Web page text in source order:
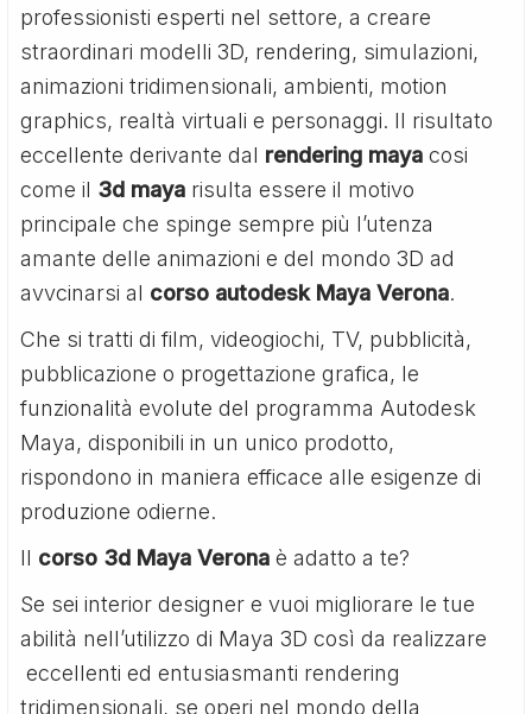
professionisti esperti nel settore, a creare
straordinari modelli 3D, rendering, simulazioni,
animazioni tridimensionali, ambienti, motion
graphics, realtà virtuali e personaggi. Il risultato
eccellente derivante dal rendering mayacosi
come il 3d maya risulta essere il motivo
principale che spinge sempre più l’utenza
amante delle animazioni e del mondo 3D ad
avvcinarsi al corso autodesk Maya Verona.
Che si tratti di film, videogiochi, TV, pubblicità,
pubblicazione o progettazione grafica, le
funzionalità evolute del programma Autodesk
Maya, disponibili in un unico prodotto,
rispondono in maniera efficace alle esigenze di
produzione odierne.
Il corso 3d Maya Verona è adatto a te?
Se sei interior designer e vuoi migliorare le tue
abilità nell’utilizzo di Maya 3D così da realizzare
eccellenti ed entusiasmanti rendering
tridimensionali, se operi nel mondo della